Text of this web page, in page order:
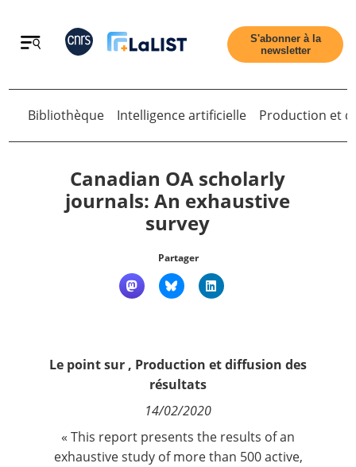
Retour
Contact
S'abonner à la
newsletter
Retour
Bibliothèque Intelligence artificielle Production et
Canadian OA scholarly
journals: An exhaustive
survey
Partager
Le point sur , Production et diffusion des
résultats
14/02/2020
« This report presents the results of an
exhaustive study of more than 500 active,